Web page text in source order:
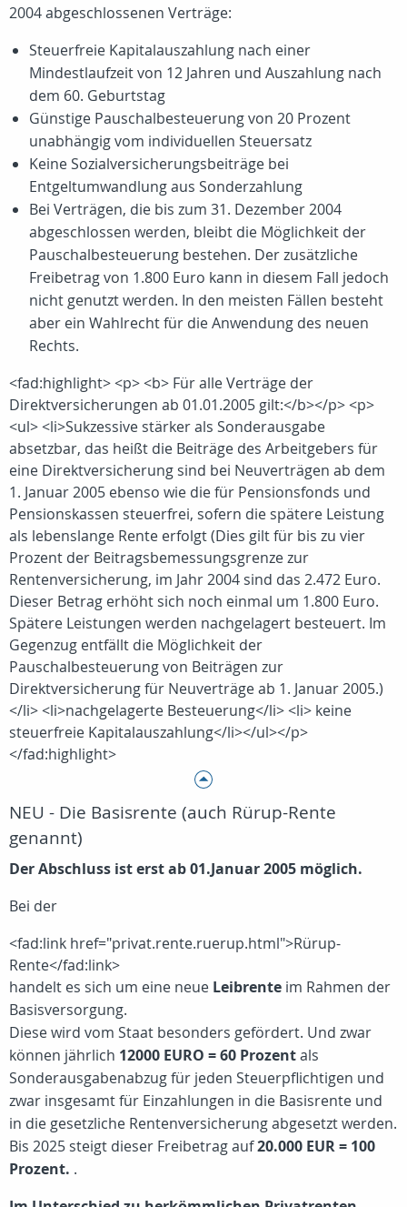
2004 abgeschlossenen Verträge:
Steuerfreie Kapitalauszahlung nach einer
Mindestlaufzeit von 12 Jahren und Auszahlung nach
dem 60. Geburtstag
Günstige Pauschalbesteuerung von 20 Prozent
unabhängig vom individuellen Steuersatz
Keine Sozialversicherungsbeiträge bei
Entgeltumwandlung aus Sonderzahlung
Bei Verträgen, die bis zum 31. Dezember 2004
abgeschlossen werden, bleibt die Möglichkeit der
Pauschalbesteuerung bestehen. Der zusätzliche
Freibetrag von 1.800 Euro kann in diesem Fall jedoch
nicht genutzt werden. In den meisten Fällen besteht
aber ein Wahlrecht für die Anwendung des neuen
Rechts.
<fad:highlight> <p> <b> Für alle Verträge der
Direktversicherungen ab 01.01.2005 gilt:</b></p> <p>
<ul> <li>Sukzessive stärker als Sonderausgabe
absetzbar, das heißt die Beiträge des Arbeitgebers für
eine Direktversicherung sind bei Neuverträgen ab dem
1. Januar 2005 ebenso wie die für Pensionsfonds und
Pensionskassen steuerfrei, sofern die spätere Leistung
als lebenslange Rente erfolgt (Dies gilt für bis zu vier
Prozent der Beitragsbemessungsgrenze zur
Rentenversicherung, im Jahr 2004 sind das 2.472 Euro.
Dieser Betrag erhöht sich noch einmal um 1.800 Euro.
Spätere Leistungen werden nachgelagert besteuert. Im
Gegenzug entfällt die Möglichkeit der
Pauschalbesteuerung von Beiträgen zur
Direktversicherung für Neuverträge ab 1. Januar 2005.)
</li> <li>nachgelagerte Besteuerung</li> <li> keine
steuerfreie Kapitalauszahlung</li></ul></p>
</fad:highlight>
NEU - Die Basisrente (auch Rürup-Rente
genannt)
Der Abschluss ist erst ab 01.Januar 2005 möglich.
Bei der
<fad:link href="privat.rente.ruerup.html">Rürup-
Rente</fad:link>
handelt es sich um eine neue Leibrente im Rahmen der
Basisversorgung.
Diese wird vom Staat besonders gefördert. Und zwar
können jährlich 12000 EURO = 60 Prozentals
Sonderausgabenabzug für jeden Steuerpflichtigen und
zwar insgesamt für Einzahlungen in die Basisrente und
in die gesetzliche Rentenversicherung abgesetzt werden.
Bis 2025 steigt dieser Freibetrag auf20.000 EUR = 100
Prozent. .